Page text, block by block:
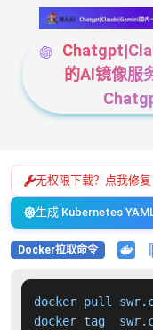
的AI镜像服
无权限下载？点我修复
生成 Kubernetes
Docker拉取命令
docker pull
docker tag